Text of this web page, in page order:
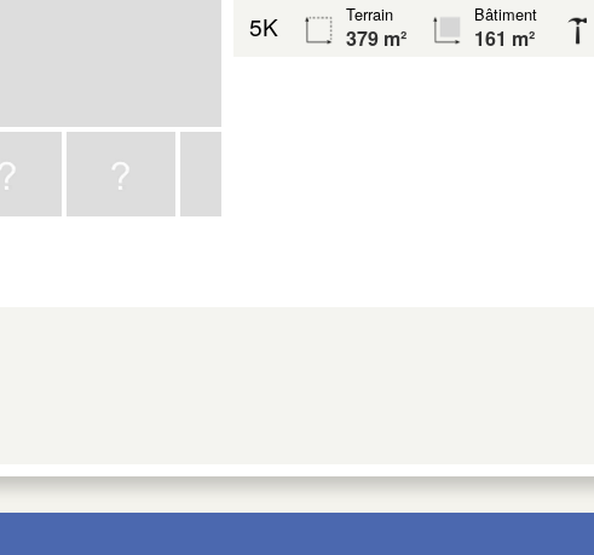
5K Terrain
379 m²
Bâtiment
161 m²